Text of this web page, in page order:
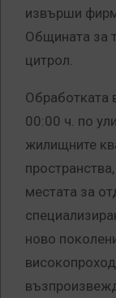
извърши
Общината за
цитрол.
Обработката
00:00 ч. по
жилищните
местата за
ново